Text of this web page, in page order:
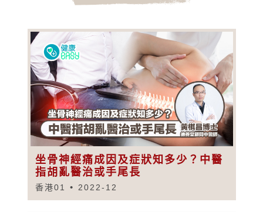
坐骨神經痛成因及症狀知多少？中醫
指胡亂醫治或手尾長
香港01 2022-12